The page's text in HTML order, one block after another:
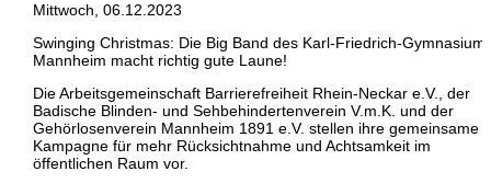
Mittwoch, 06.12.2023
Swinging Christmas: Die Big Band des Karl-Friedrich-
Mannheim macht richtig gute Laune!
Die Arbeitsgemeinschaft Barrierefreiheit Rhein-Neckar e.V., der
Badische Blinden- und Sehbehindertenverein V.m.K. und der
Gehörlosenverein Mannheim 1891 e.V. stellen ihre gemeinsame
Kampagne für mehr Rücksichtnahme und Achtsamkeit im
öffentlichen Raum vor.